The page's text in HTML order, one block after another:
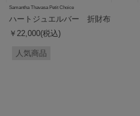
Samantha Thavasa Petit Choice
ハートジュエルバー 折財布
￥22,000(税込)
人気商品